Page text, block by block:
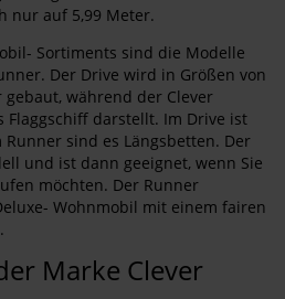
nur auf 5,99 Meter.
Sortiments sind die Modelle
Der Drive wird in Größen von
gebaut, während der Clever
Flaggschiff darstellt. Im Drive ist
sind es Längsbetten. Der
und ist dann geeignet, wenn Sie
möchten. Der Runner
Wohnmobil mit einem fairen
Marke Clever